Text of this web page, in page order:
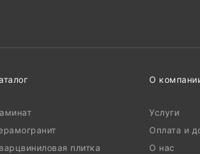
плитка
О
Услуги
Оплата и
О нас